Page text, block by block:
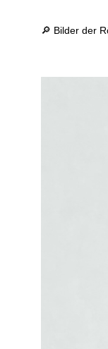
🔎 Bilder der